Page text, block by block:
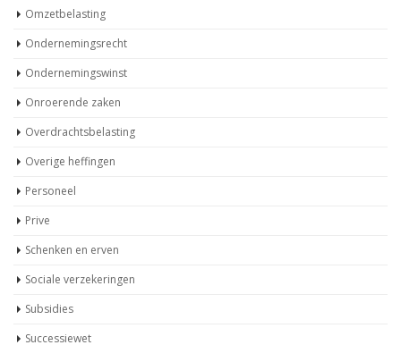
Omzetbelasting
Ondernemingsrecht
Ondernemingswinst
Onroerende zaken
Overdrachtsbelasting
Overige heffingen
Personeel
Prive
Schenken en erven
Sociale verzekeringen
Subsidies
Successiewet